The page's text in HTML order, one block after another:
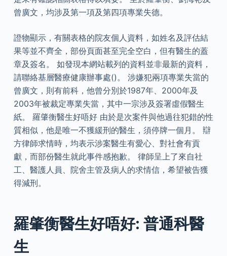
曾廣文，均涉及第一項及第四項專業失德。
證物顯示，有關表格的院友個人資料，如姓名及評估結
果等並不齊全，部份頁面甚至完全空白，但有醫生的蓋
章及簽名。 如發現本網站載列的資料並非最新的資料，
請聯絡基層醫療健康辦事處()。 涉嫌犯兩項專業失當的
曾廣文，則有前科，他曾分別於1987年、2000年及
2003年被裁定專業失當，其中一宗涉及簽署虛假醫生
紙。 羅肇衡醫生好唔好 由於是次案件與他過往犯錯的性
質相似，他是唯一不獲緩刑的醫生，須停牌一個月。 辯
方律師求情時，均表示涉案醫生有愛心、對社會有貢
獻，而部份醫生就此事件感抱歉。 律師呈上了來自社
工、醫護人員、院舍主管及病人的求情信，希望被告獲
得減刑。
羅肇衡醫生好唔好: 普通科醫
生